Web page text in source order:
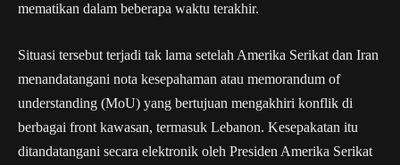
mematikan dalam beberapa waktu terakhir.
Situasi tersebut terjadi tak lama setelah Amerika Serikat dan Iran
menandatangani nota kesepahaman atau memorandum of
understanding (MoU) yang bertujuan mengakhiri konflik di
berbagai front kawasan, termasuk Lebanon. Kesepakatan itu
ditandatangani secara elektronik oleh Presiden Amerika Serikat